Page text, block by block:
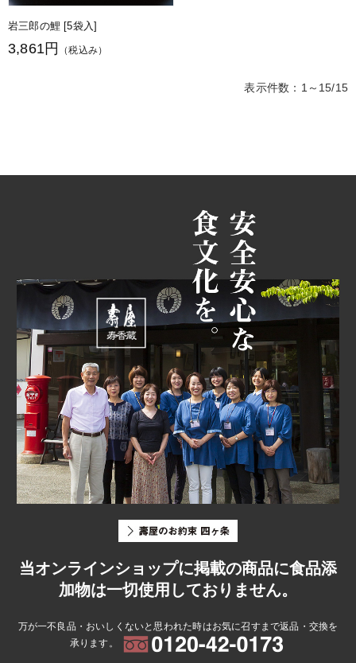
岩三郎の鯉 [5袋入]
3,861円 （税込み）
表示件数：1～15/15
当オンラインショップに掲載の商品に食品添
加物は一切使用しておりません。
万が一不良品・おいしくないと思われた時はお気に召すまで返品・交換を
承ります。